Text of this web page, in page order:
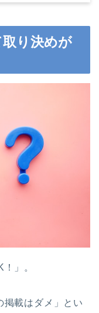
り決めが
」。
載はダメ」とい